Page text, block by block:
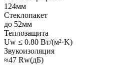
124мм
Стеклопакет
до 52мм
Теплозащита
Uw ≤ 0.80 Вт/(м²·K)
Звукоизоляция
≈47 Rw(дБ)